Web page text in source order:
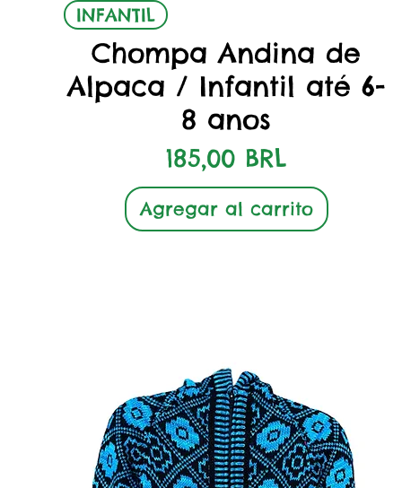
INFANTIL
Chompa Andina de
Alpaca / Infantil até 6-
8 anos
Precio
185,00 BRL
Agregar al carrito